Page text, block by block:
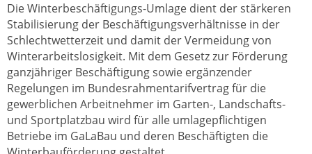
Die Winterbeschäftigungs-Umlage dient der stärkeren
Stabilisierung der Beschäftigungsverhältnisse in der
Schlechtwetterzeit und damit der Vermeidung von
Winterarbeitslosigkeit. Mit dem Gesetz zur Förderung
ganzjähriger Beschäftigung sowie ergänzender
Regelungen im Bundesrahmentarifvertrag für die
gewerblichen Arbeitnehmer im Garten-, Landschafts-
und Sportplatzbau wird für alle umlagepflichtigen
Betriebe im GaLaBau und deren Beschäftigten die